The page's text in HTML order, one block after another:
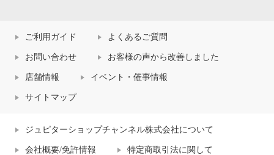
ご利用ガイド よくあるご質問
お問い合わせ お客様の声から改善しました
店舗情報 イベント・催事情報
サイトマップ
ジュピターショップチャンネル株式会社について
会社概要/免許情報 特定商取引法に関して